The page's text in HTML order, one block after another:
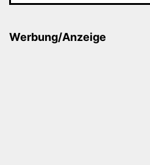
Werbung/Anzeige